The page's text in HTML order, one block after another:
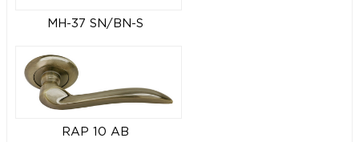
MH-37 SN/BN-S
RAP 10 AB